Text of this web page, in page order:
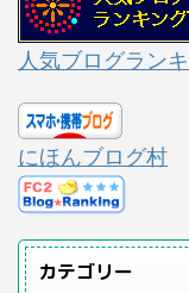
人気ブログラン
にほんブログ村
カテゴリー